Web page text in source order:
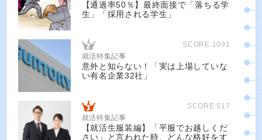
【通過率50％】最終面接で「落ちる学
生」「採用される学生」
SCORE:1091
就活特集記事
意外と知らない！「実は上場していな
い有名企業32社」
SCORE:517
就活特集記事
【就活生服装編】「平服でお越しくだ
さい」と言われた時、どんな格好をす